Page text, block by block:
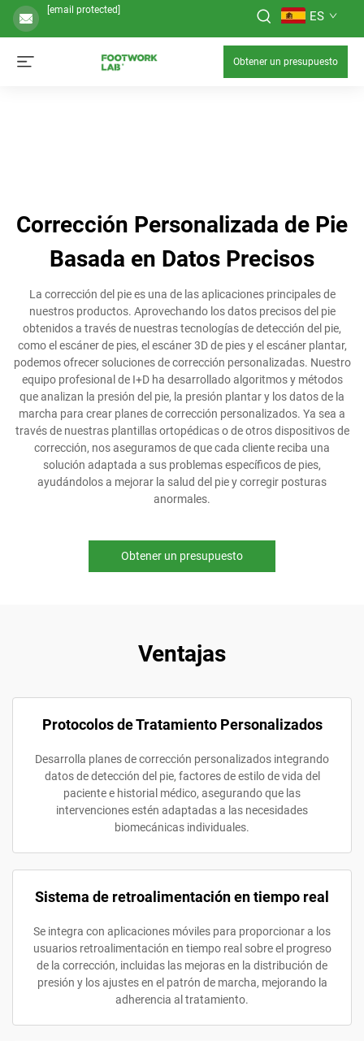
[email protected] ES
Obtener un presupuesto
Corrección Personalizada de Pie
Basada en Datos Precisos
La corrección del pie es una de las aplicaciones principales de
nuestros productos. Aprovechando los datos precisos del pie
obtenidos a través de nuestras tecnologías de detección del pie,
como el escáner de pies, el escáner 3D de pies y el escáner plantar,
podemos ofrecer soluciones de corrección personalizadas. Nuestro
equipo profesional de I+D ha desarrollado algoritmos y métodos
que analizan la presión del pie, la presión plantar y los datos de la
marcha para crear planes de corrección personalizados. Ya sea a
través de nuestras plantillas ortopédicas o de otros dispositivos de
corrección, nos aseguramos de que cada cliente reciba una
solución adaptada a sus problemas específicos de pies,
ayudándolos a mejorar la salud del pie y corregir posturas
anormales.
Obtener un presupuesto
Ventajas
Protocolos de Tratamiento Personalizados
Desarrolla planes de corrección personalizados integrando
datos de detección del pie, factores de estilo de vida del
paciente e historial médico, asegurando que las
intervenciones estén adaptadas a las necesidades
biomecánicas individuales.
Sistema de retroalimentación en tiempo real
Se integra con aplicaciones móviles para proporcionar a los
usuarios retroalimentación en tiempo real sobre el progreso
de la corrección, incluidas las mejoras en la distribución de
presión y los ajustes en el patrón de marcha, mejorando la
adherencia al tratamiento.